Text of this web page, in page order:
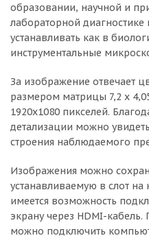
образовании, научной и
лабораторной
устанавливать как в
инструментальные
За изображение отвечает
размером матрицы 7,2 х
1920x1080 пикселей.
детализации можно
строения наблюдаемого
Изображения можно
устанавливаемую в слот
имеется возможность
экрану через HDMI-
можно подключить